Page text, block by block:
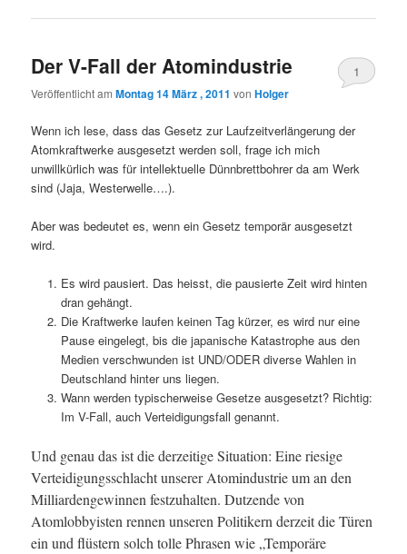
Der V-Fall der Atomindustrie
Veröffentlicht amMontag 14 März , 2011 vonHolger
1
Wenn ich lese, dass das Gesetz zur Laufzeitverlängerung der
Atomkraftwerke ausgesetzt werden soll, frage ich mich
unwillkürlich was für intellektuelle Dünnbrettbohrer da am Werk
sind (Jaja, Westerwelle….).
Aber was bedeutet es, wenn ein Gesetz temporär ausgesetzt
wird.
Es wird pausiert. Das heisst, die pausierte Zeit wird hinten
dran gehängt.
Die Kraftwerke laufen keinen Tag kürzer, es wird nur eine
Pause eingelegt, bis die japanische Katastrophe aus den
Medien verschwunden ist UND/ODER diverse Wahlen in
Deutschland hinter uns liegen.
Wann werden typischerweise Gesetze ausgesetzt? Richtig:
Im V-Fall, auch Verteidigungsfall genannt.
Und genau das ist die derzeitige Situation: Eine riesige
Verteidigungsschlacht unserer Atomindustrie um an den
Milliardengewinnen festzuhalten. Dutzende von
Atomlobbyisten rennen unseren Politikern derzeit die Türen
ein und flüstern solch tolle Phrasen wie „Temporäre